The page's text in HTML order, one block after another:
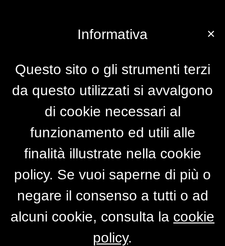
×
Informativa
Questo sito o gli strumenti terzi
da questo utilizzati si avvalgono
di cookie necessari al
funzionamento ed utili alle
finalità illustrate nella cookie
policy. Se vuoi saperne di più o
negare il consenso a tutti o ad
alcuni cookie, consulta la cookie
policy.